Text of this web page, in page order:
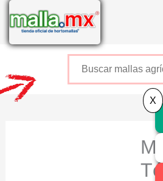
contenido
+52 800
X